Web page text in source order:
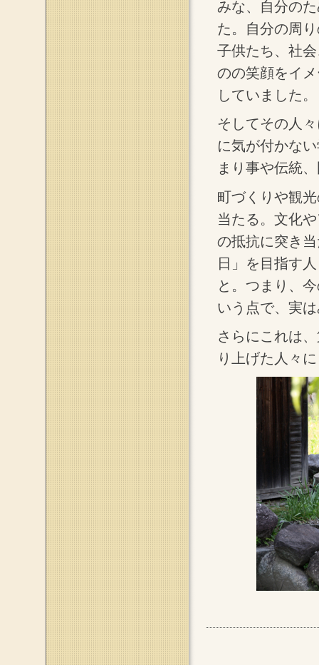
みな、自分の
た。自分の周
子供たち、社
のの笑顔をイ
していました。
そしてその人
に気が付かな
まり事や伝統
町づくりや観
当たる。文化
の抵抗に突き
日」を目指す
と。つまり、
いう点で、実
さらにこれは
り上げた人々